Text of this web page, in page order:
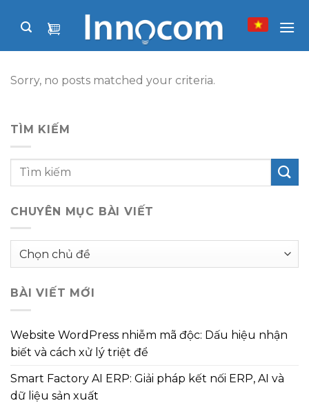
Sorry, no posts matched your criteria.
TÌM KIẾM
CHUYÊN MỤC BÀI VIẾT
Chuyên
viết
BÀI VIẾT MỚI
Website WordPress nhiễm mã độc: Dấu hiệu nhận
biết và cách xử lý triệt để
Smart Factory AI ERP: Giải pháp kết nối ERP, AI và
dữ liệu sản xuất